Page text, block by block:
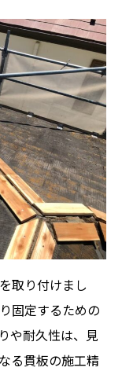
取り付けまし
固定するための
や耐久性は、見
る貫板の施工精